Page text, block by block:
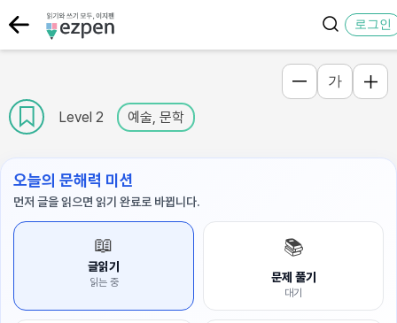
로그인
Level 2 예술, 문학
가
오늘의 문해력 미션
먼저 글을 읽으면 읽기 완료로 바뀝니다.
📖
글읽기
읽는 중
📚
문제 풀기
대기